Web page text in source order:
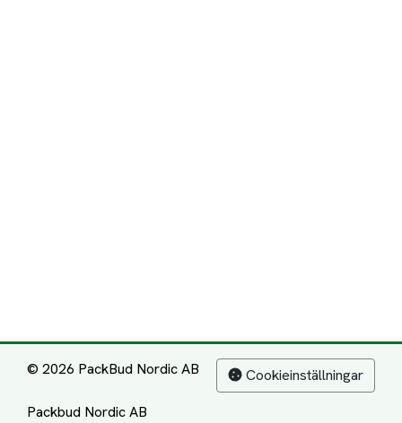
© 2026 PackBud Nordic AB
Packbud Nordic AB
Cookieinställningar